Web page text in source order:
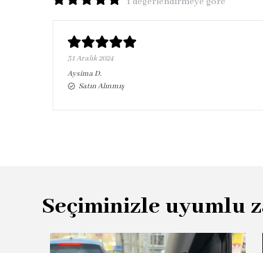
31 Aralık 2024
AysimaD.
Satın Alınmış
Seçiminizle uyumlu